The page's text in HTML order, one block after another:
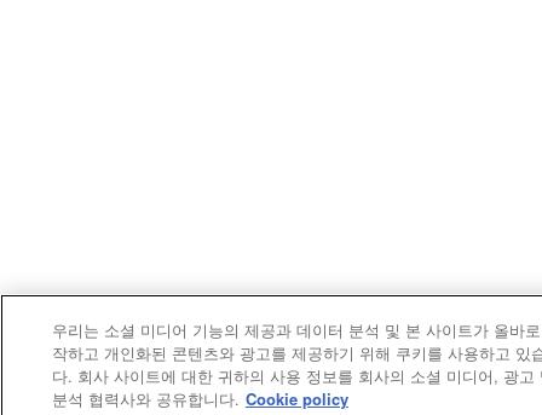
우리는 소셜 미디어 기능의 제공과 데이터 분석 및 본 사이트가 올바
작하고 개인화된 콘텐츠와 광고를 제공하기 위해 쿠키를 사용하고 있
다. 회사 사이트에 대한 귀하의 사용 정보를 회사의 소셜 미디어, 광고
분석 협력사와 공유합니다. Cookie policy